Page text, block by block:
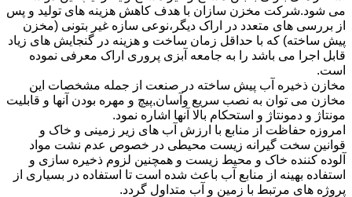
می شود.شرکت مخزن سازان با هدف کاهش هزینه های تولید و پس
از بررسی های متعدد در اراک دیگر،نوعی سازه غیر بتونی (مخزن
پیش ساخته) که با حداقل زمان ساخت و هزینه در گنجایش های زیاد
قابل اجرا می باشد را به جامعه آبزی پروری اراک معرفی نموده
است.
مخازن ذخیره آب پیش ساخته در صنعت از جمله مشخصات این
مخازن می توان به نصب سریع وآسان,پیچ و مهره بودن آنها و قابلیت
مونتاژ و دمونتاژ و استحکام بالا آنها اشاره نمود.
امروزه حفاظت از منابع با ارزش آب های زیر زمینی و خاک و
قوانین سخت گیرانه زیست محیطی در خصوص عدم نشت مواد
آلوده کننده خاک و محیط زیست و همچنین لزوم ذخیره سازی و
استفاده بهینه از منابع آب باعث شده است تا استفاده در بسیاری از
پروژه های مرتبط با زمین و آب متداول گردد.